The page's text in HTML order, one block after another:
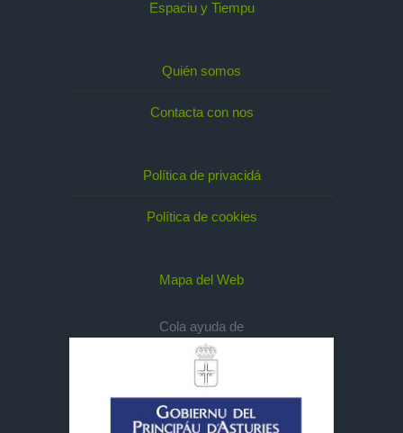
Espaciu y Tiempu
Quién somos
Contacta con nos
Política de privacidá
Política de cookies
Mapa del Web
Cola ayuda de